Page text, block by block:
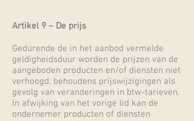
Artikel 9 – De prijs
Gedurende de in het aanbod vermelde
geldigheidsduur worden de prijzen van de
aangeboden producten en/of diensten niet
verhoogd, behoudens prijswijzigingen als
gevolg van veranderingen in btw-tarieven.
In afwijking van het vorige lid kan de
ondernemer producten of diensten